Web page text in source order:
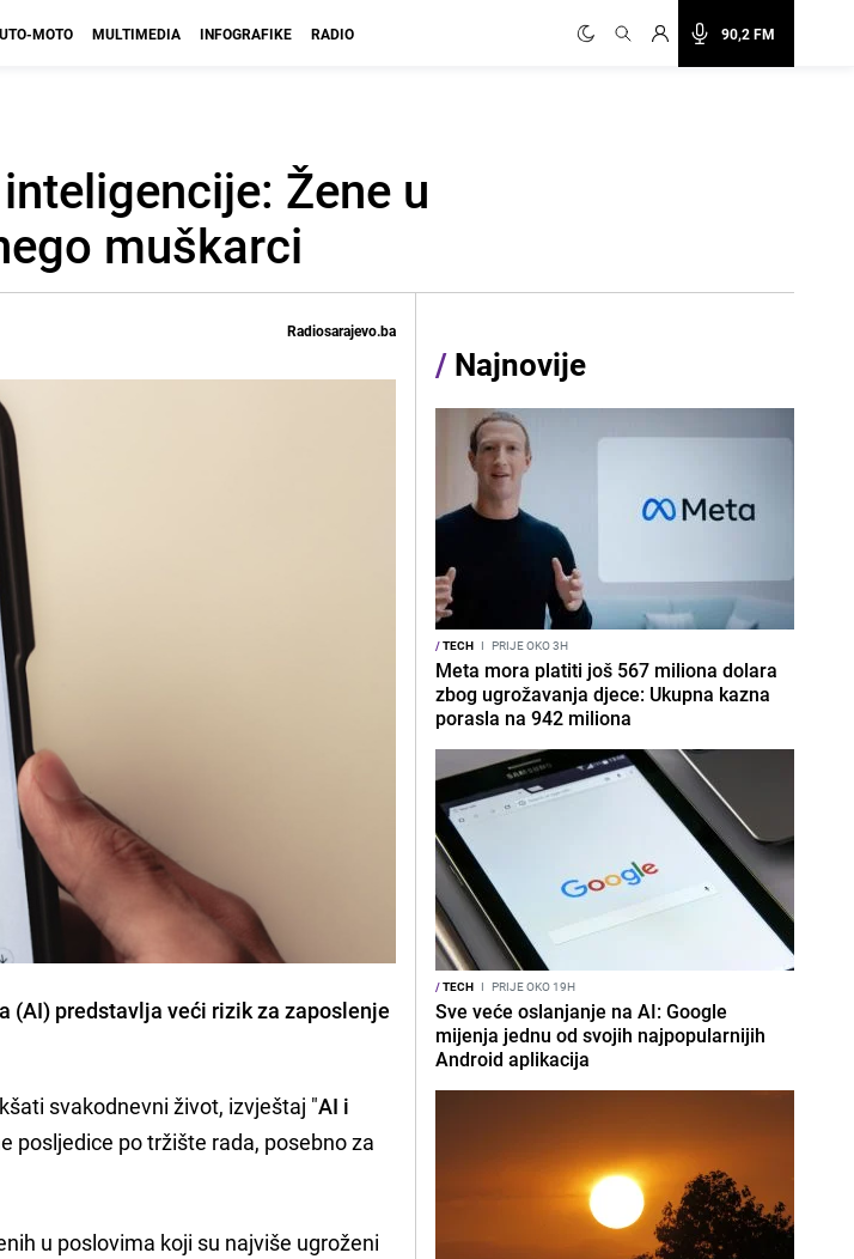
90,2 FM
MOTO MULTIMEDIA INFOGRAFIKE RADIO
Žene u
muškarci
Radiosarajevo.ba
predstavlja veći rizik za zaposlenje
svakodnevni život, izvještaj "AI i
posljedice po tržište rada, posebno za
u poslovima koji su najviše ugroženi
/ Najnovije
/TECH I PRIJE OKO 3H
Meta mora platiti još 567 miliona dolara
zbog ugrožavanja djece: Ukupna kazna
porasla na 942 miliona
/TECH I PRIJE OKO 19H
Sve veće oslanjanje na AI: Google
mijenja jednu od svojih najpopularnijih
Android aplikacija